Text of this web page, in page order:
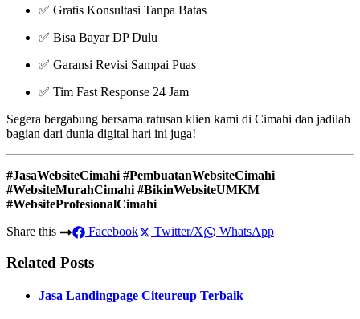
✅ Gratis Konsultasi Tanpa Batas
✅ Bisa Bayar DP Dulu
✅ Garansi Revisi Sampai Puas
✅ Tim Fast Response 24 Jam
Segera bergabung bersama ratusan klien kami di Cimahi dan jadilah
bagian dari dunia digital hari ini juga!
#JasaWebsiteCimahi #PembuatanWebsiteCimahi
#WebsiteMurahCimahi #BikinWebsiteUMKM
#WebsiteProfesionalCimahi
Share this
Facebook Twitter/X WhatsApp
Related Posts
Jasa Landingpage Citeureup Terbaik